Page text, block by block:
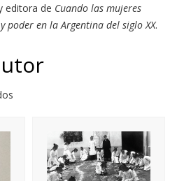
editora de Cuando las mujeres
poder en la Argentina del siglo XX.